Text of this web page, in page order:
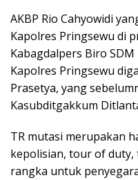
AKBP Rio Cahyowidi
Kapolres Pringsewu di
Kabagdalpers Biro
Kapolres Pringsewu
Prasetya, yang
Kasubditgakkum
TR mutasi merupakan
kepolisian, tour of duty,
rangka untuk